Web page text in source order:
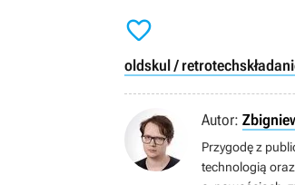

oldskul / retrotech
Autor:
Przygodę z
technologią